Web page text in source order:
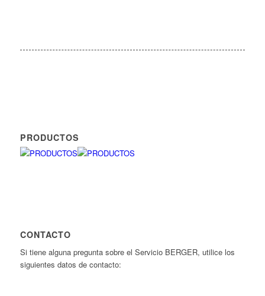
PRODUCTOS
CONTACTO
Si tiene alguna pregunta sobre el Servicio BERGER, utilice los
siguientes datos de contacto: